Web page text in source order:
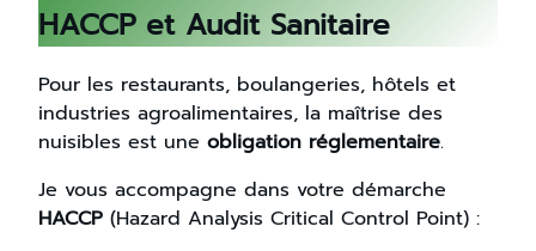
HACCP et Audit Sanitaire
Pour les restaurants, boulangeries, hôtels et
industries agroalimentaires, la maîtrise des
nuisibles est une obligation réglementaire.
Je vous accompagne dans votre démarche
HACCP (Hazard Analysis Critical Control Point) :